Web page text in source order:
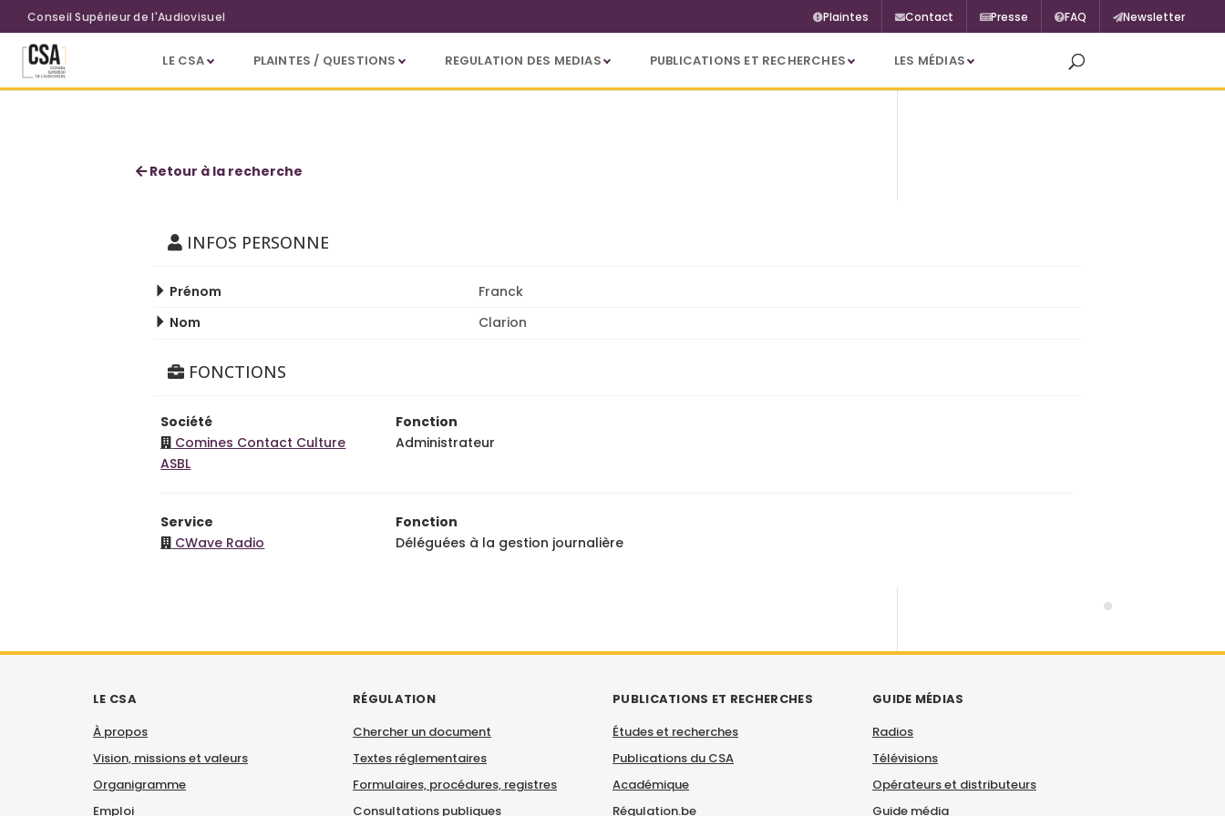
Aller au contenu principal
Conseil Supérieur de l'Audiovisuel Plaintes Contact Presse FAQ Newsletter
LE CSA PLAINTES / QUESTIONS REGULATION DES MEDIAS PUBLICATIONS ET RECHERCHES LES MÉDIAS
Franck Clarion
Retour à la recherche
INFOS PERSONNE
Prénom
Franck
Nom
Clarion
FONCTIONS
Société
Fonction
Comines Contact Culture
ASBL
Administrateur
Service
Fonction
CWave Radio
Déléguées à la gestion journalière
LE CSA
À propos
Vision, missions et valeurs
Organigramme
Emploi
RÉGULATION
Chercher un document
Textes réglementaires
Formulaires, procédures, registres
Consultations publiques
PUBLICATIONS ET RECHERCHES
Études et recherches
Publications du CSA
Académique
Régulation.be
GUIDE MÉDIAS
Radios
Télévisions
Opérateurs et distributeurs
Guide média